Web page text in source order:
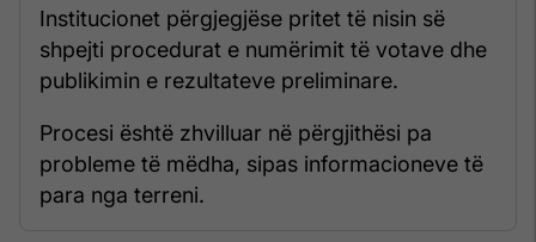
Institucionet përgjegjëse pritet të nisin së
shpejti procedurat e numërimit të votave dhe
publikimin e rezultateve preliminare.
Procesi është zhvilluar në përgjithësi pa
probleme të mëdha, sipas informacioneve të
para nga terreni.